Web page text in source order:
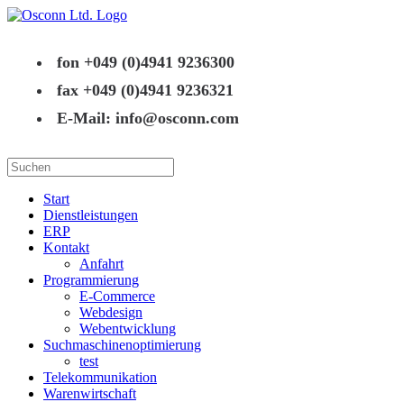
fon +049 (0)4941 9236300
fax +049 (0)4941 9236321
E-Mail: info@osconn.com
Start
Dienstleistungen
ERP
Kontakt
Anfahrt
Programmierung
E-Commerce
Webdesign
Webentwicklung
Suchmaschinenoptimierung
test
Telekommunikation
Warenwirtschaft